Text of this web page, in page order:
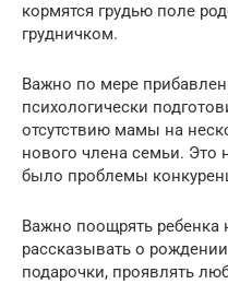
кормятся грудью поле
грудничком.
Важно по мере
психологически
отсутствию мамы на
нового члена семьи. Это
было проблемы
Важно поощрять
рассказывать о
подарочки, проявлять